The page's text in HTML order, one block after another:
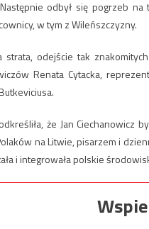
odbył się pogrzeb
w tym z Wileńszczyzny.
strata, odejście tak
Renata Cytacka,
że Jan Ciechanowicz
na Litwie, pisarzem i
i integrowała polskie